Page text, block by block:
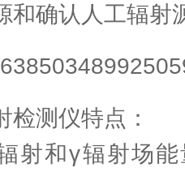
和确认人工辐射
检测仪特点：
射和γ辐射场